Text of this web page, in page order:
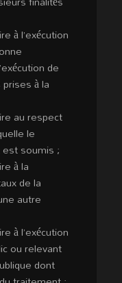
à l’exécution
de
à la
au respect
le
soumis ;
à la
de la
autre
à l’exécution
ou relevant
dont